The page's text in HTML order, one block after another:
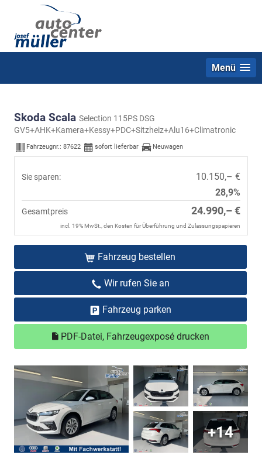
Menü
Skoda Scala Selection 115PS DSG
GV5+AHK+Kamera+Kessy+PDC+Sitzheiz+Alu16+Climatronic
Fahrzeugnr.: 87622 sofort lieferbar Neuwagen
Sie sparen:
10.150,– €
28,9%
Gesamtpreis 24.990,– €
incl. 19% MwSt., den Kosten für Überführung und Zulassungspapieren
Fahrzeug bestellen
Wir rufen Sie an
Fahrzeug parken
PDF-Datei, Fahrzeugexposé drucken
+14